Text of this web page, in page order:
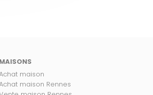
MAISONS
maison
maison Rennes